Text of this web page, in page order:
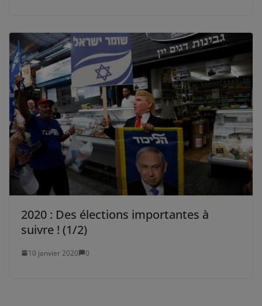
2020 : Des élections importantes à
suivre ! (1/2)
10 janvier 2020 0